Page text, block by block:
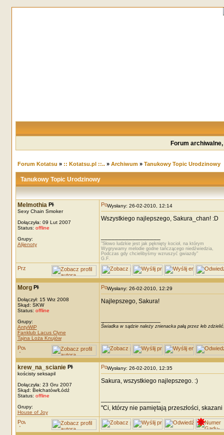
Forum
Forum Kotatsu » :: Kotatsu.pl ::..» Archiwum» Tanukowy Topic Urodzinowy
Tanukowy Topic Urodzinowy
Melmothia
Sexy Chain Smoker
Dołączyła: 09 Lut 2007
Status: offline
Grupy:
Alijenoty
Wysłany: 26-02-2010, 12:14
Wszystkiego najlepszego, Sakura_chan! :D
"Słowo ludzkie jest jak pęknięty kocioł, na którym
Wygrywamy melodie godne tańczącego niedźwiedzia,
Podczas gdy chcielibyśmy wzruszyć gwiazdy"
G.F.
Morg
Dołączył: 15 Wrz 2008
Skąd: SKW
Status: offline
Grupy:
AntyWiP
Fanklub Lacus Clyne
Tajna Loża Knujów
Wysłany: 26-02-2010, 12:29
Najlepszego, Sakura!
Świadka w sądzie należy znienacka pałą przez łeb
krew_na_scianie
kościsty seksapil
Dołączyła: 23 Gru 2007
Skąd: Bełchatów/Łódź
Status: offline
Grupy:
House of Joy
Wysłany: 26-02-2010, 12:35
Sakura, wszystkiego najlepszego. :)
"Ci, którzy nie pamiętają przeszłości,